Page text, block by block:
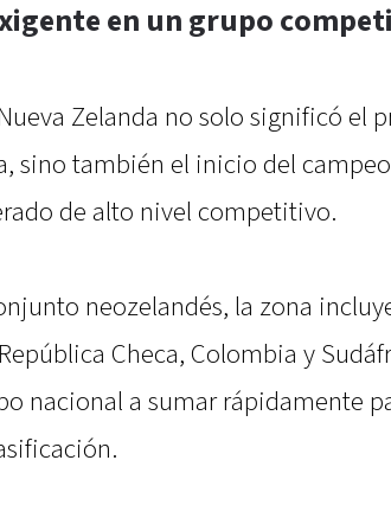
en un grupo
Zelanda no solo significó el
sino también el inicio del
de alto nivel competitivo.
neozelandés, la zona
Checa, Colombia y
nacional a sumar rápidamente